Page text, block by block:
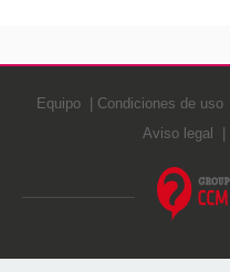
Equipo Condiciones de uso
Aviso legal